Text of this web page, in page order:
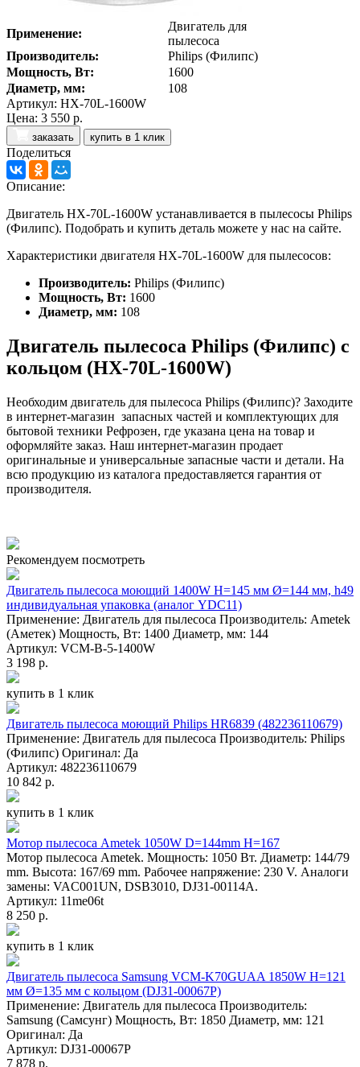
Применение:
Двигатель для
пылесоса
Производитель:
Philips (Филипс)
Мощность, Вт:
1600
Диаметр, мм:
108
Артикул: HX-70L-1600W
Цена: 3 550 р.
заказать купить в 1 клик
Поделиться
Описание:
Двигатель HX-70L-1600W устанавливается в пылесосы Philips
(Филипс). Подобрать и купить деталь можете у нас на сайте.
Характеристики двигателя HX-70L-1600W для пылесосов:
Производитель: Philips (Филипс)
Мощность, Вт: 1600
Диаметр, мм: 108
Двигатель пылесоса Philips (Филипс) с
кольцом (HX-70L-1600W)
Необходим двигатель для пылесоса Philips (Филипс)? Заходите
в интернет-магазин запасных частей и комплектующих для
бытовой техники Рефрозен, где указана цена на товар и
оформляйте заказ. Наш интернет-магазин продает
оригинальные и универсальные запасные части и детали. На
всю продукцию из каталога предоставляется гарантия от
производителя.
Рекомендуем посмотреть
Двигатель пылесоса моющий 1400W H=145 мм Ø=144 мм, h49
индивидуальная упаковка (аналог YDC11)
Применение: Двигатель для пылесоса Производитель: Ametek
(Аметек) Мощность, Вт: 1400 Диаметр, мм: 144
Артикул: VCM-B-5-1400W
3 198 р.
купить в 1 клик
Двигатель пылесоса моющий Philips HR6839 (482236110679)
Применение: Двигатель для пылесоса Производитель: Philips
(Филипс) Оригинал: Да
Артикул: 482236110679
10 842 р.
купить в 1 клик
Мотор пылесоса Ametek 1050W D=144mm H=167
Мотор пылесоса Ametek. Мощность: 1050 Вт. Диаметр: 144/79
mm. Высота: 167/69 mm. Рабочее напряжение: 230 V. Аналоги
замены: VAC001UN, DSB3010, DJ31-00114A.
Артикул: 11me06t
8 250 р.
купить в 1 клик
Двигатель пылесоса Samsung VCM-K70GUAA 1850W H=121
мм Ø=135 мм с кольцом (DJ31-00067P)
Применение: Двигатель для пылесоса Производитель:
Samsung (Самсунг) Мощность, Вт: 1850 Диаметр, мм: 121
Оригинал: Да
Артикул: DJ31-00067P
7 878 р.